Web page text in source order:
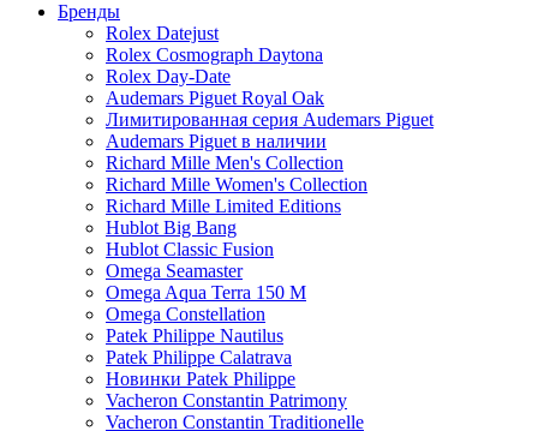
Бренды
Rolex Datejust
Rolex Cosmograph Daytona
Rolex Day-Date
Audemars Piguet Royal Oak
Лимитированная серия Audemars Piguet
Audemars Piguet в наличии
Richard Mille Men's Collection
Richard Mille Women's Collection
Richard Mille Limited Editions
Hublot Big Bang
Hublot Classic Fusion
Omega Seamaster
Omega Aqua Terra 150 M
Omega Constellation
Patek Philippe Nautilus
Patek Philippe Calatrava
Новинки Patek Philippe
Vacheron Constantin Patrimony
Vacheron Constantin Traditionelle